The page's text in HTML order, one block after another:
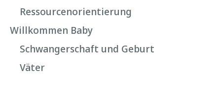
Ressourcenorientierung
Willkommen Baby
Schwangerschaft und Geburt
Väter